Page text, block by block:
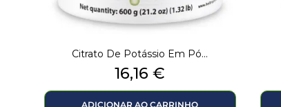
Citrato De Potássio Em Pó...
Preço
16,16 €
ADICIONAR AO CARRINHO